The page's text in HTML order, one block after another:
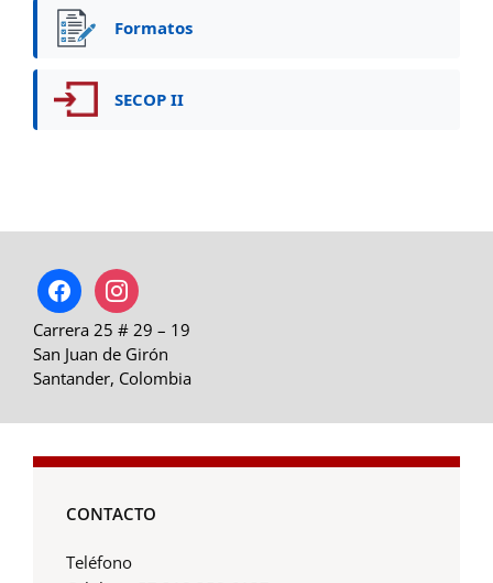
Formatos
SECOP II
facebookinstagram
Carrera 25 # 29 – 19
San Juan de Girón
Santander, Colombia
CONTACTO
Teléfono